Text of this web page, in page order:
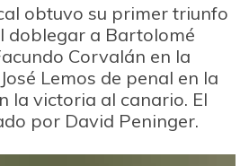
obtuvo su primer triunfo
doblegar a Bartolomé
Corvalán en la
Lemos de penal en la
la victoria al canario. El
por David Peninger.